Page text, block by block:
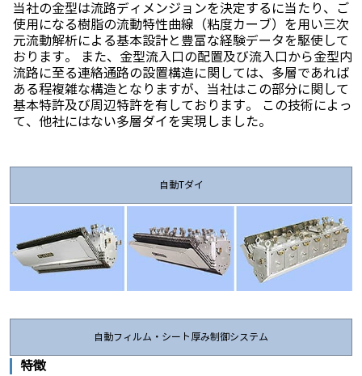
当社の金型は流路ディメンジョンを決定するに当たり、ご
使用になる樹脂の流動特性曲線（粘度カーブ）を用い三次
元流動解析による基本設計と豊富な経験データを駆使して
おります。 また、金型流入口の配置及び流入口から金型内
流路に至る連絡通路の設置構造に関しては、多層であれば
ある程複雑な構造となりますが、当社はこの部分に関して
基本特許及び周辺特許を有しております。 この技術によっ
て、他社にはない多層ダイを実現しました。
自動Tダイ
自動フィルム・シート厚み制御システム
特徴